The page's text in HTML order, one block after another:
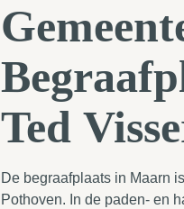
Ted
De begraafplaats in Maarn
Pothoven. In de paden- en